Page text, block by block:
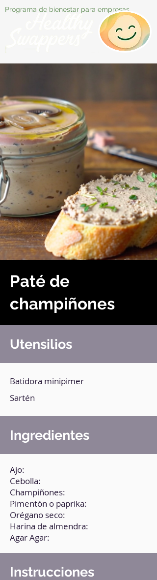
Programa de bienestar para empresas
Paté de
champiñones
Utensilios
Batidora minipimer
Sartén
Ingredientes
Ajo:
Cebolla:
Champiñones:
Pimentón o paprika:
Orégano seco:
Harina de almendra:
Agar Agar:
Instrucciones